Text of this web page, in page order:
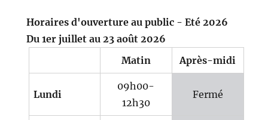
Horaires d'ouverture au public - Eté 2026
Du 1er juillet au 23 août 2026
Matin
Après-midi
Lundi
09h00-
12h30
Fermé